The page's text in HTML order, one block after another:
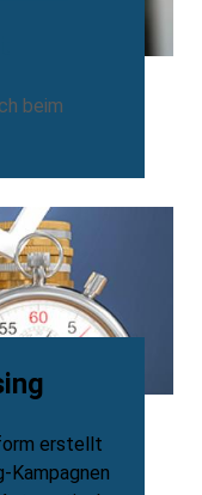
beim
erstellt
Kampagnen